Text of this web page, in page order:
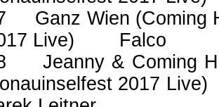
Ganz Wien (Coming
Live) Falco
Jeanny & Coming
2017